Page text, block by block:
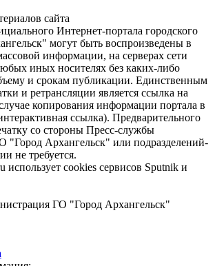
сайта
Интернет-портала городского
могут быть воспроизведены в
информации, на серверах сети
иных носителях без каких-либо
и срокам публикации. Единственным
и ретрансляции является ссылка на
копирования информации портала в
ссылка). Предварительного
со стороны Пресс-службы
"Город Архангельск" или подразделений-
не требуется.
использует cookies сервисов Sputnik и
ГО "Город Архангельск"